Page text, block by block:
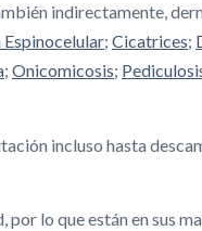
indirectamente,
; Cicatrices;
; Onicomicosis;
incluso hasta
lo que están en sus